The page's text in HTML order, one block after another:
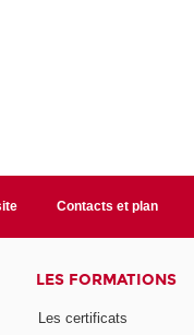
Contacts et plan
LES FORMATIONS
Les certificats